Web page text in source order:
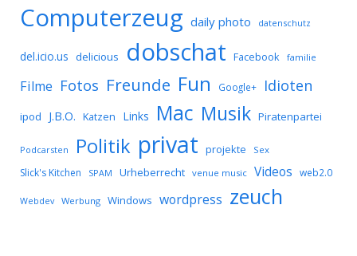
Computerzeug daily photo datenschutz
del.icio.us delicious dobschat Facebook familie
Filme Fotos Freunde Fun Google+ Idioten
ipod J.B.O. Katzen Links Mac Musik Piratenpartei
Podcarsten Politik privat projekte Sex
Slick's Kitchen SPAM Urheberrecht venue music Videos web2.0
Webdev Werbung Windows wordpress zeuch